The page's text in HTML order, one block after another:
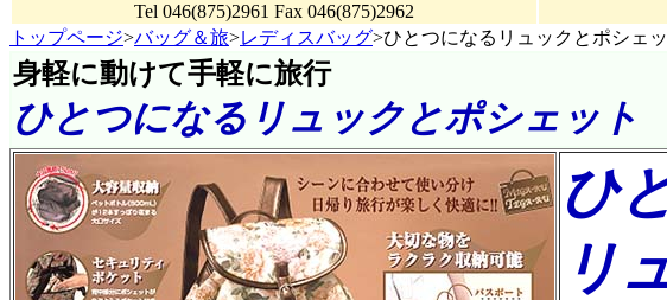
Tel 046(875)2961 Fax 046(875)2962
トップページ>バッグ＆旅>レディスバッグ>ひとつになるリュックとポシェ
身軽に動けて手軽に旅行
ひとつになるリュックとポシェット
ひ
リ